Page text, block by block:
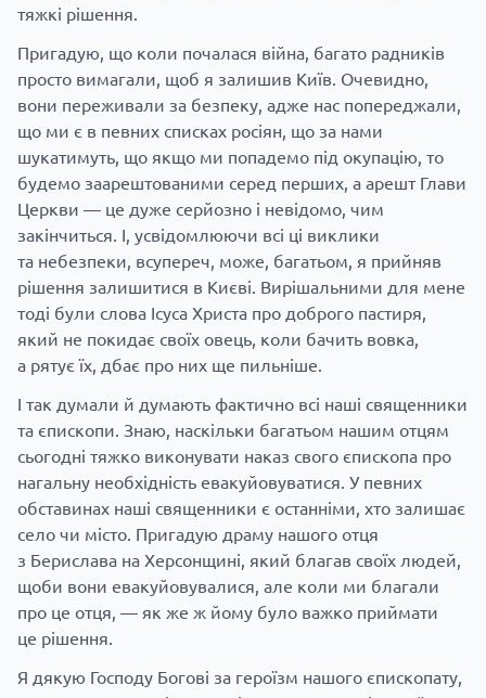
тяжкі рішення.
Пригадую, що коли почалася війна, багато радників
просто вимагали, щоб я залишив Київ. Очевидно,
вони переживали за безпеку, адже нас попереджали,
що ми є в певних списках росіян, що за нами
шукатимуть, що якщо ми попадемо під окупацію, то
будемо заарештованими серед перших, а арешт Глави
Церкви — це дуже серйозно і невідомо, чим
закінчиться. І, усвідомлюючи всі ці виклики
та небезпеки, всупереч, може, багатьом, я прийняв
рішення залишитися в Києві. Вирішальними для мене
тоді були слова Ісуса Христа про доброго пастиря,
який не покидає своїх овець, коли бачить вовка,
а рятує їх, дбає про них ще пильніше.
І так думали й думають фактично всі наші священники
та єпископи. Знаю, наскільки багатьом нашим отцям
сьогодні тяжко виконувати наказ свого єпископа про
нагальну необхідність евакуйовуватися. У певних
обставинах наші священники є останніми, хто залишає
село чи місто. Пригадую драму нашого отця
з Берислава на Херсонщині, який благав своїх людей,
щоби вони евакуйовувалися, але коли ми благали
про це отця, — як же ж йому було важко приймати
це рішення.
Я дякую Господу Богові за героїзм нашого єпископату,